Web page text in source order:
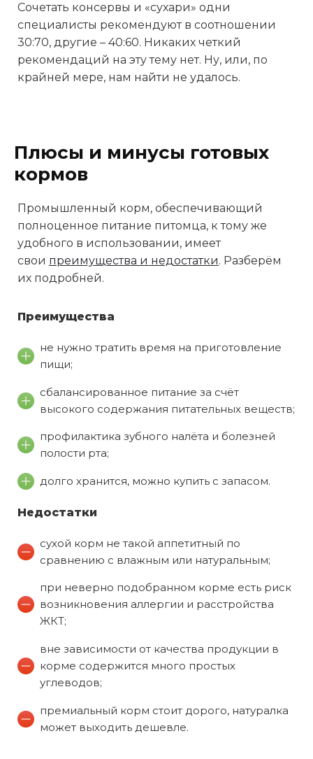
Сочетать консервы и «сухари» одни
специалисты рекомендуют в соотношении
30:70, другие – 40:60. Никаких четкий
рекомендаций на эту тему нет. Ну, или, по
крайней мере, нам найти не удалось.
Плюсы и минусы готовых
кормов
Промышленный корм, обеспечивающий
полноценное питание питомца, к тому же
удобного в использовании, имеет
свои преимущества и недостатки. Разберём
их подробней.
Преимущества
не нужно тратить время на приготовление
пищи;
сбалансированное питание за счёт
высокого содержания питательных веществ;
профилактика зубного налёта и болезней
полости рта;
долго хранится, можно купить с запасом.
Недостатки
сухой корм не такой аппетитный по
сравнению с влажным или натуральным;
при неверно подобранном корме есть риск
возникновения аллергии и расстройства
ЖКТ;
вне зависимости от качества продукции в
корме содержится много простых
углеводов;
премиальный корм стоит дорого, натуралка
может выходить дешевле.